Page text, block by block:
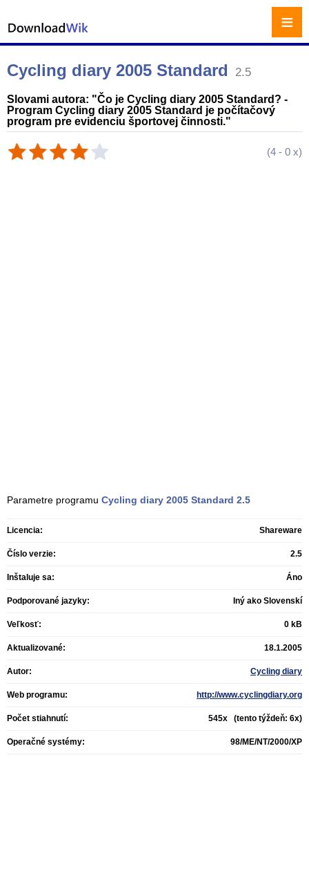
Cycling diary 2005 Standard 2.5
Slovami autora: "Čo je Cycling diary 2005 Standard? -
Program Cycling diary 2005 Standard je počítačový
program pre evidenciu športovej činnosti."
(4 - 0 x)
Parametre programu Cycling diary 2005 Standard 2.5
Licencia: Shareware
Číslo verzie: 2.5
Inštaluje sa: Áno
Podporované jazyky: Iný ako Slovenskí
Veľkosť: 0 kB
Aktualizované: 18.1.2005
Autor: Cycling diary
Web programu: http://www.cyclingdiary.org
Počet stiahnutí: 545x (tento týždeň: 6x)
Operačné systémy: 98/ME/NT/2000/XP
≡